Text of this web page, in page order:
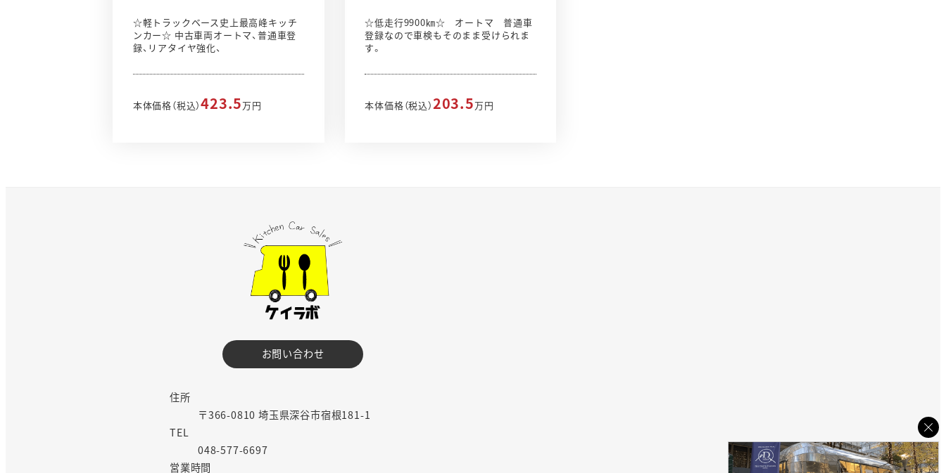
☆軽トラックベース史上最高峰キッチ
ンカー☆ 中古車両オートマ、普通車登
録、リアタイヤ強化、
本体価格（税込）423.5万円
☆低走行9900㎞☆ オートマ 普通車
登録なので車検もそのまま受けられま
す。
本体価格（税込）203.5万円
お問い合わせ
住所
〒366-0810 埼玉県深谷市宿根181-1
TEL
048-577-6697
営業時間